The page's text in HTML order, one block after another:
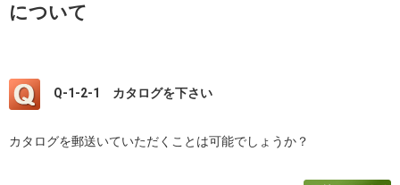
について
Q-1-2-1 カタログを下さい
カタログを郵送いていただくことは可能でしょうか？